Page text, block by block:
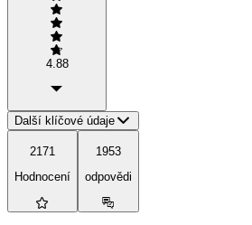
4.88
Další klíčové údaje
2171
Hodnocení
1953
odpovědi